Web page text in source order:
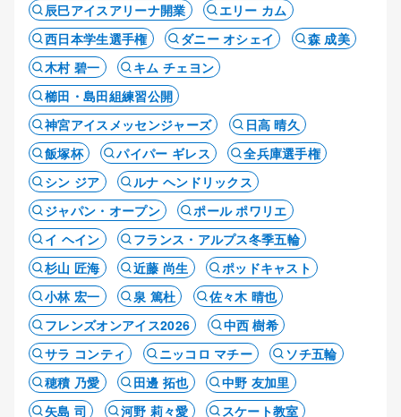
辰巳アイスアリーナ開業
エリー カム
西日本学生選手権
ダニー オシェイ
森 成美
木村 碧一
キム チェヨン
櫛田・島田組練習公開
神宮アイスメッセンジャーズ
日高 晴久
飯塚杯
パイパー ギレス
全兵庫選手権
シン ジア
ルナ ヘンドリックス
ジャパン・オープン
ポール ポワリエ
イ ヘイン
フランス・アルプス冬季五輪
杉山 匠海
近藤 尚生
ポッドキャスト
小林 宏一
泉 篤杜
佐々木 晴也
フレンズオンアイス2026
中西 樹希
サラ コンティ
ニッコロ マチー
ソチ五輪
穂積 乃愛
田邊 拓也
中野 友加里
矢島 司
河野 莉々愛 スケート教室